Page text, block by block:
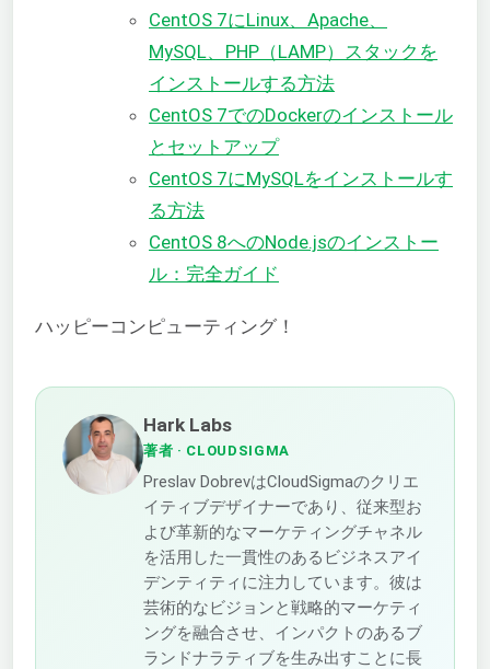
CentOS 7にLinux、Apache、
MySQL、PHP（LAMP）スタックを
インストールする方法
CentOS 7でのDockerのインストール
とセットアップ
CentOS 7にMySQLをインストールす
る方法
CentOS 8へのNode.jsのインストー
ル：完全ガイド
ハッピーコンピューティング！
Hark Labs
著者 · CLOUDSIGMA
Preslav DobrevはCloudSigmaのクリエ
イティブデザイナーであり、従来型お
よび革新的なマーケティングチャネル
を活用した一貫性のあるビジネスアイ
デンティティに注力しています。彼は
芸術的なビジョンと戦略的マーケティ
ングを融合させ、インパクトのあるブ
ランドナラティブを生み出すことに長